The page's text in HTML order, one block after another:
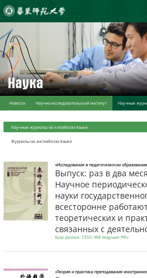
Наука
Новости Научно-исследовательский институт Научные
Научные журналы на китайском языке
Журналы на английском языке
«Исследования в педагогическом
Выпуск: раз в два
Научное
науки
всесторонне
теоретических и
связанных с
База данных: CSSCI AMI ведущая PKU
«Теория и практика преподавания